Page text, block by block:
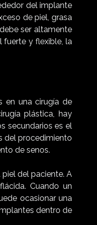
del implante
de piel, grasa
ser altamente
fuerte y flexible, la
en una cirugía de
plástica, hay
secundarios es el
del procedimiento
de senos.
del paciente. A
Cuando un
ocasionar una
dentro de